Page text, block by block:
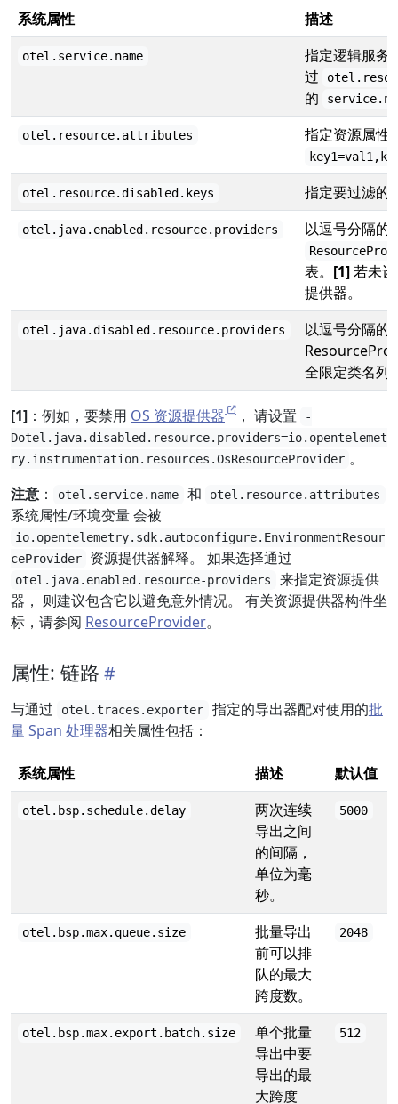
系统属性 描述
otel.service.name
指定逻辑服务
过
的
otel.resource.attributes 指定资源属性
otel.resource.disabled.keys 指定要过滤的
otel.java.enabled.resource.providers 以逗号分隔的
表。 [1]若未
提供器。
otel.java.disabled.resource.providers
以逗号分隔的
全限定类名列
[1] ：例如，要禁用 OS 资源提供器 ， 请设置
-
Dotel.java.disabled.resource.providers=io.opentelemet
ry.instrumentation.resources.OsResourceProvider 。
注意 ： otel.service.name 和 otel.resource.attributes
系统属性/环境变量 会被
io.opentelemetry.sdk.autoconfigure.EnvironmentResour
ceProvider
资源提供器解释。 如果选择通过
otel.java.enabled.resource-providers
来指定资源提供
器， 则建议包含它以避免意外情况。 有关资源提供器构件坐
标，请参阅 ResourceProvider。
属性: 链路
与通过 otel.traces.exporter 指定的导出器配对使用的批
量 Span 处理器相关属性包括：
系统属性 描述 默认值
otel.bsp.schedule.delay
两次连续
导出之间
的间隔，
单位为毫
秒。
5000
otel.bsp.max.queue.size
批量导出
前可以排
队的最大
跨度数。
2048
otel.bsp.max.export.batch.size
单个批量
导出中要
导出的最
大跨度
512